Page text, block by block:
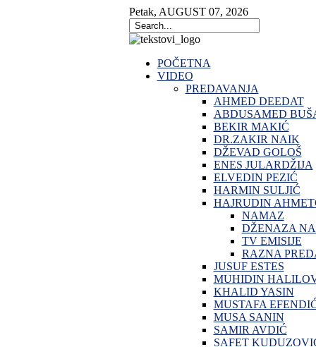
Petak, AUGUST 07, 2026
POČETNA
VIDEO
PREDAVANJA
AHMED DEEDAT
ABDUSAMED
BEKIR MAKIĆ
DR.ZAKIR NAIK
DŽEVAD GOLOŠ
ENES JULARDŽIJA
ELVEDIN PEZIĆ
HARMIN SULJIĆ
HAJRUDIN
NAMAZ
DŽENAZA
TV EMISIJE
RAZNA
JUSUF ESTES
MUHIDIN
KHALID YASIN
MUSTAFA
MUSA SANIN
SAMIR AVDIĆ
SAFET